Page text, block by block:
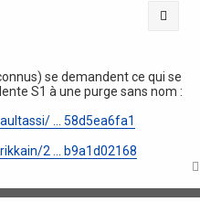
se demandent ce qui se
S1 à une purge sans nom :
... 58d5ea6fa1
2 ... b9a1d02168